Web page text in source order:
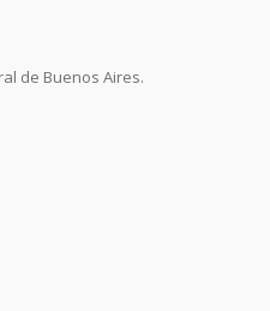
de Buenos Aires.